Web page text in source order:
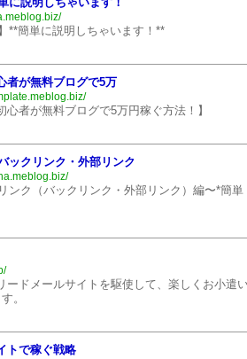
**簡単に説明しちゃいます！**
者が無料ブログで5万
心者が無料ブログで5万円稼ぐ方法！】
ックリンク・外部リンク
ンク（バックリンク・外部リンク）編〜*簡単
ードメールサイトを駆使して、楽しくお小遣
。
トで稼ぐ戦略